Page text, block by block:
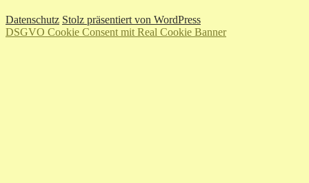
Datenschutz Stolz präsentiert von WordPress
DSGVO Cookie Consent mit Real Cookie Banner